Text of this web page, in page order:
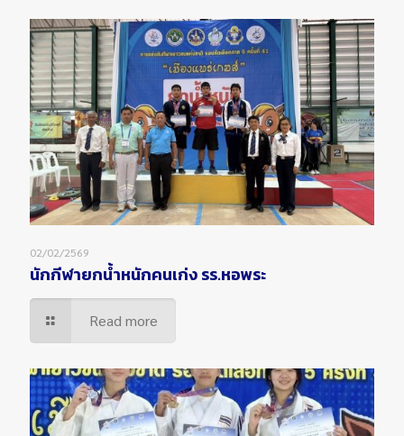
02/02/2569
นักกีฬายกน้ำหนักคนเก่ง รร.หอพระ
Read more